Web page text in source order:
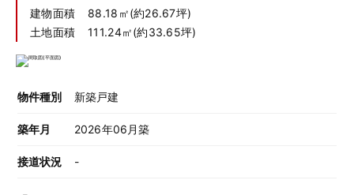
建物面積
88.18㎡(約26.67坪)
土地面積
111.24㎡(約33.65坪)
物件種別 新築戸建
築年月 2026年06月築
接道状況 -